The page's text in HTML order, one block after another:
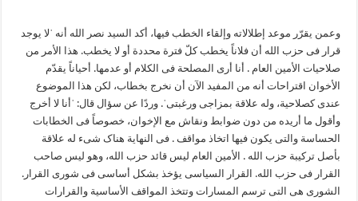
وعمن یقرّر موعد إطلالاته وإلقاء الخطب فیها، أکد السید نصر الله أنه ˈلا یوجد
قرار فی حزب الله أن فلاناً یخطب کلّ فترة محددة أو لا یخطب. هذا الأمر من
صلاحیات الأمین العام . أنا أری المصلحة فی الکلام أو عدمها. أحیاناً یقدّم
الأخوان اقتراحات أنه من المفید الآن أن نخرج بخطاب، لکن هذا الموضوع
عندی کصلاحیة، وله علاقة بمزاجی ورغبتیˈ. وردًا عن سؤال قال: ˈأنا لا أخرج
وأقول ما أریده من دون ضوابط ونقاش مع الإخوان، خصوصاً فی الخطابات
الحساسة والتی یکون فیها اتخاذ مواقف . فی النهایة هناک شیء له علاقة
بأصل ترکیبة حزب الله . الأمین العام لیس قائد حزب الله، وهو لیس صاحب
القرار فی حزب الله. القرار السیاسی یؤخذ بشکل أساسی فی شوری القرار.
الشوری هی التی ترسم المسارات وتتخذ المواقف الأساسیة والقرارات